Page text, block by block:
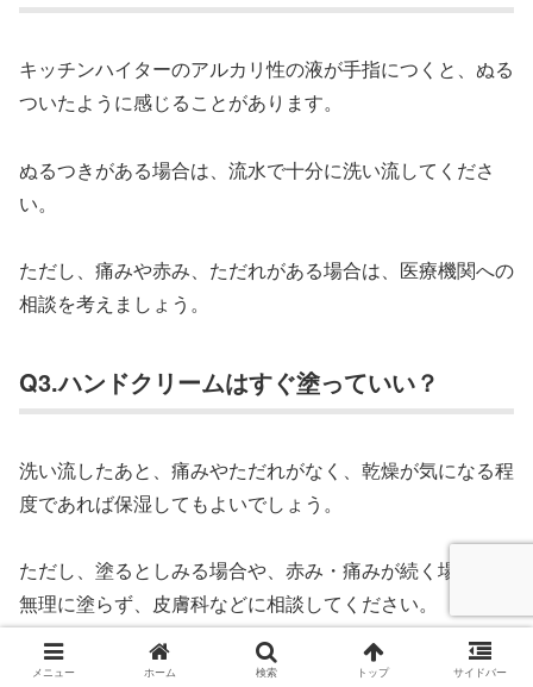
キッチンハイターのアルカリ性の液が手指につくと、ぬる
ついたように感じることがあります。
ぬるつきがある場合は、流水で十分に洗い流してくださ
い。
ただし、痛みや赤み、ただれがある場合は、医療機関への
相談を考えましょう。
Q3.ハンドクリームはすぐ塗っていい？
洗い流したあと、痛みやただれがなく、乾燥が気になる程
度であれば保湿してもよいでしょう。
ただし、塗るとしみる場合や、赤み・痛みが続く場合は、
無理に塗らず、皮膚科などに相談してください。
メニュー ホーム 検索 トップ サイドバー